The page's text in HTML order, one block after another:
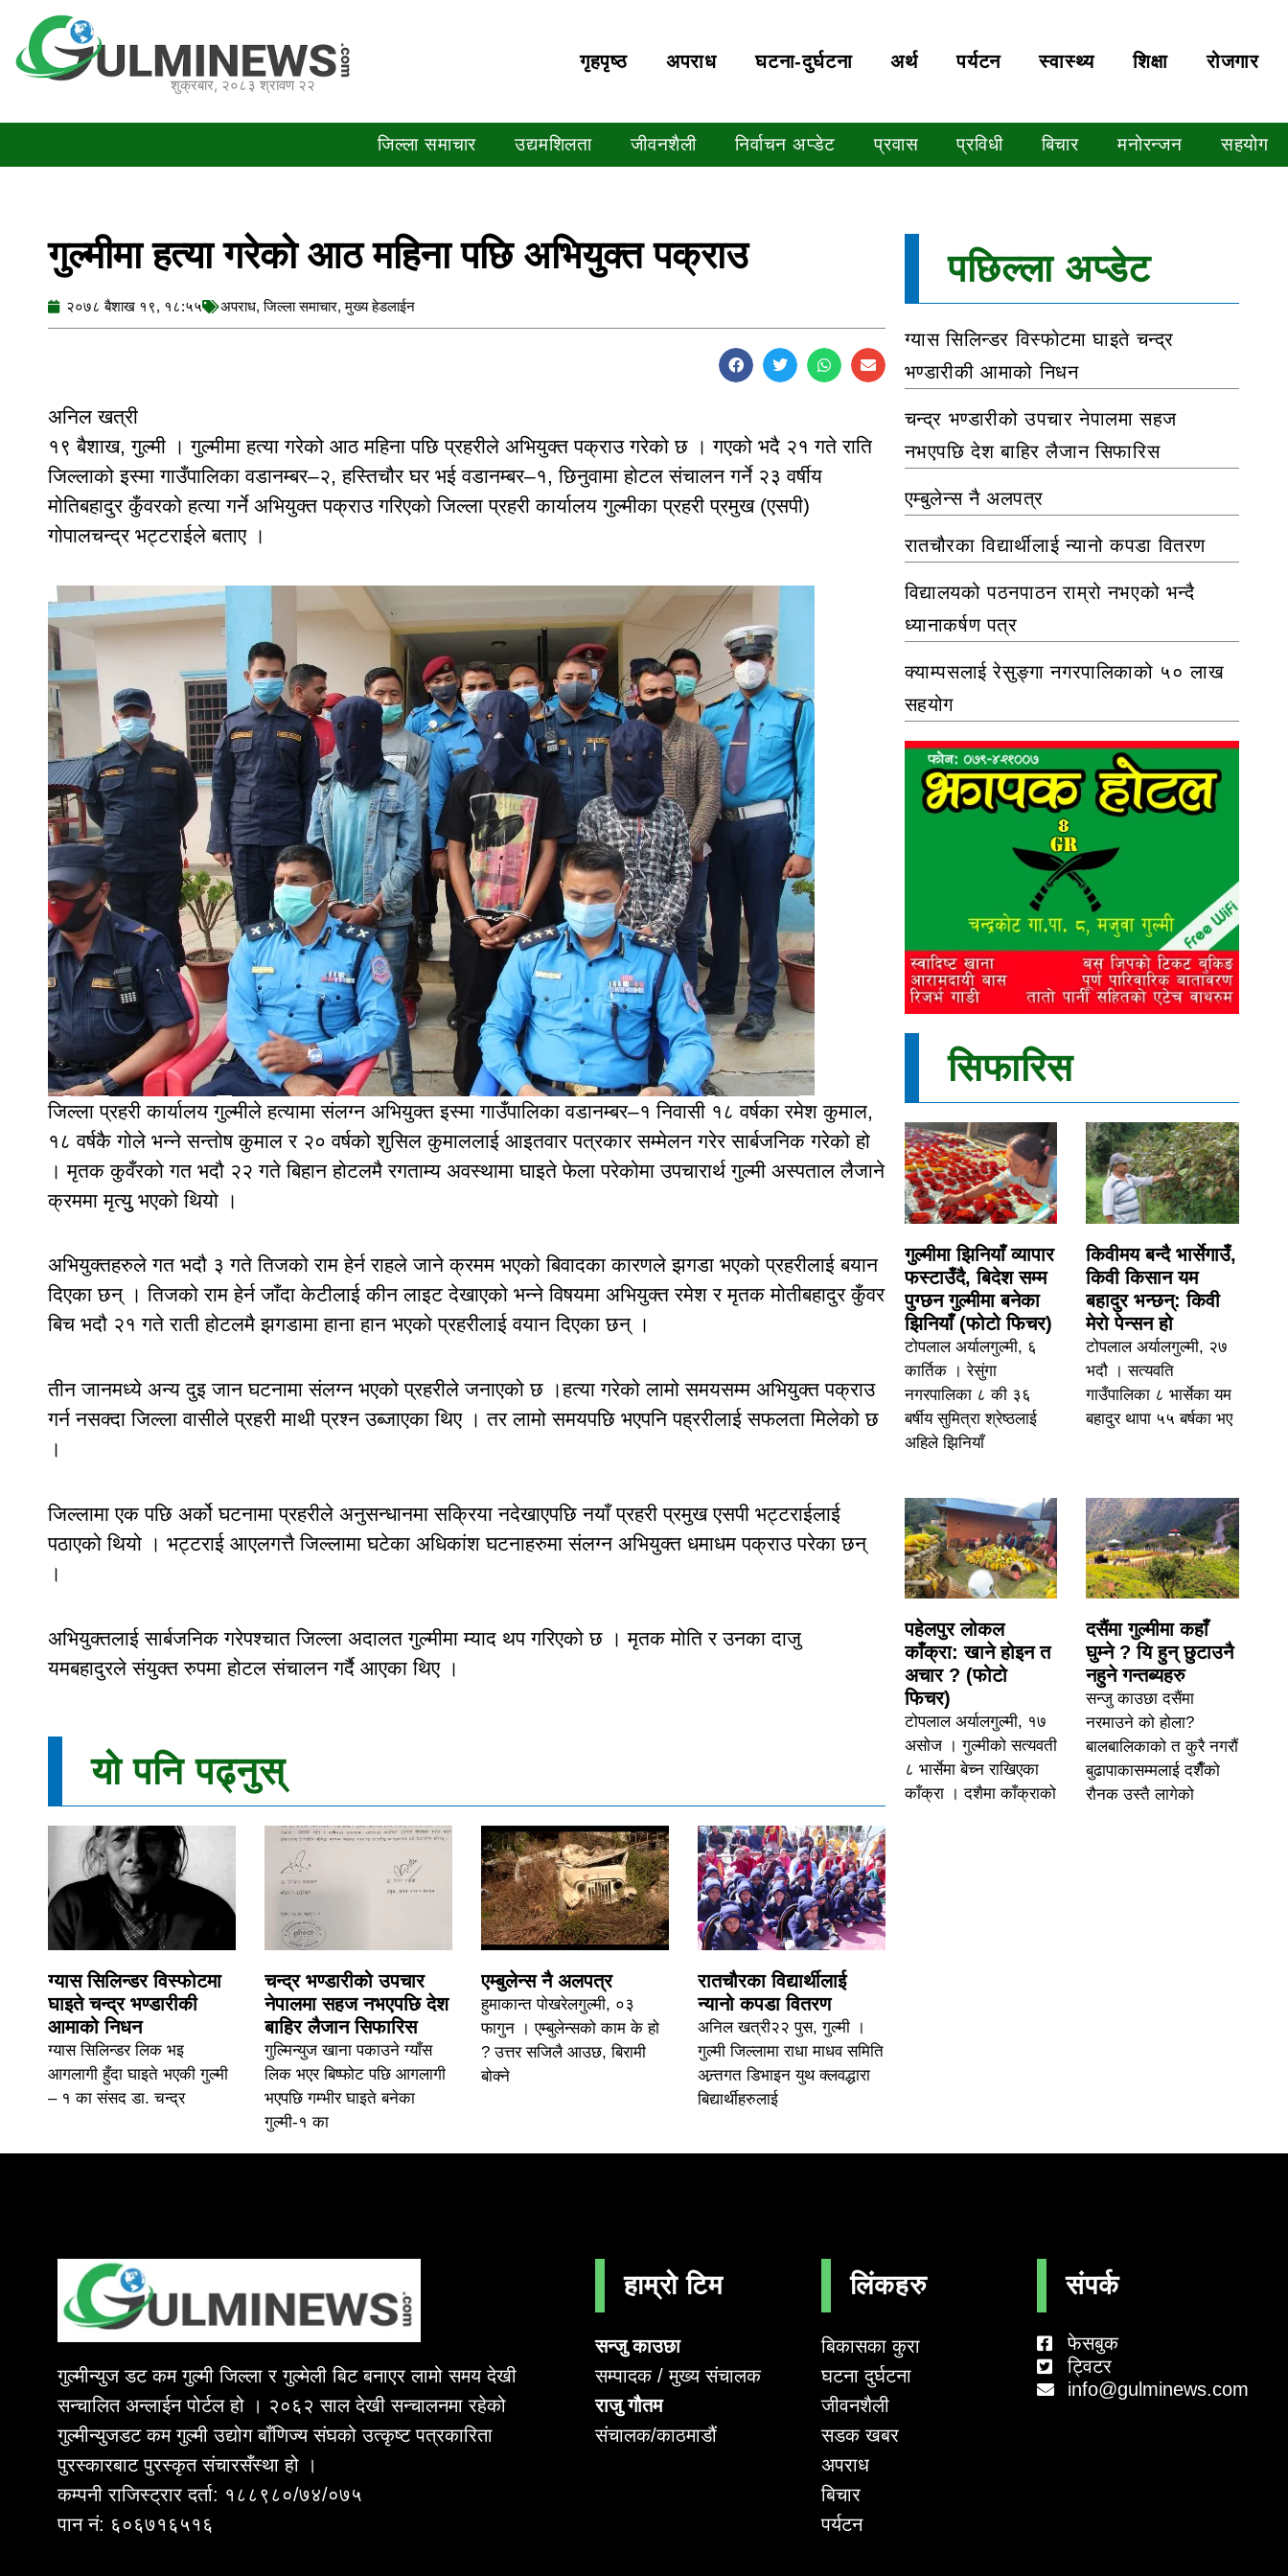
content
शुक्रबार, २०८३ श्रावण २२
गृहपृष्‍ठ अपराध घटना-दुर्घटना अर्थ पर्यटन स्वास्थ्य शिक्षा रोजगार
जिल्ला समाचार उद्यमशिलता जीवनशैली निर्वाचन अप्डेट प्रवास प्रविधी बिचार मनोरन्जन सहयोग
गुल्मीमा हत्या गरेको आठ महिना पछि अभियुक्त पक्राउ
२०७८ बैशाख १९, १८:५५ अपराध,जिल्ला समाचार,मुख्य हेडलाईन
अनिल खत्री
१९ बैशाख, गुल्मी । गुल्मीमा हत्या गरेको आठ महिना पछि प्रहरीले अभियुक्त पक्राउ गरेको छ । गएको भदै २१ गते राति
जिल्लाको इस्मा गाउँपालिका वडानम्बर–२, हस्तिचौर घर भई वडानम्बर–१, छिनुवामा होटल संचालन गर्ने २३ वर्षीय
मोतिबहादुर कुँवरको हत्या गर्ने अभियुक्त पक्राउ गरिएको जिल्ला प्रहरी कार्यालय गुल्मीका प्रहरी प्रमुख (एसपी)
गोपालचन्द्र भट्टराईले बताए ।
जिल्ला प्रहरी कार्यालय गुल्मीले हत्यामा संलग्न अभियुक्त इस्मा गाउँपालिका वडानम्बर–१ निवासी १८ वर्षका रमेश कुमाल,
१८ वर्षकै गोले भन्ने सन्तोष कुमाल र २० वर्षको शुसिल कुमाललाई आइतवार पत्रकार सम्मेलन गरेर सार्बजनिक गरेको हो
। मृतक कुवँरको गत भदौ २२ गते बिहान होटलमै रगताम्य अवस्थामा घाइते फेला परेकोमा उपचारार्थ गुल्मी अस्पताल लैजाने
क्रममा मृत्युु भएको थियो ।
अभियुक्तहरुले गत भदौ ३ गते तिजको राम हेर्न राहले जाने क्रमम भएको बिवादका कारणले झगडा भएको प्रहरीलाई बयान
दिएका छन् । तिजको राम हेर्न जाँदा केटीलाई कीन लाइट देखाएको भन्ने विषयमा अभियुक्त रमेश र मृतक मोतीबहादुर कुँवर
बिच भदौ २१ गते राती होटलमै झगडामा हाना हान भएको प्रहरीलाई वयान दिएका छन् ।
तीन जानमध्ये अन्य दुइ जान घटनामा संलग्न भएको प्रहरीले जनाएको छ ।हत्या गरेको लामो समयसम्म अभियुक्त पक्राउ
गर्न नसक्दा जिल्ला वासीले प्रहरी माथी प्रश्न उब्जाएका थिए । तर लामो समयपछि भएपनि पह्ररीलाई सफलता मिलेको छ
।
जिल्लामा एक पछि अर्को घटनामा प्रहरीले अनुसन्धानमा सक्रिया नदेखाएपछि नयाँ प्रहरी प्रमुख एसपी भट्टराईलाई
पठाएको थियो । भट्टराई आएलगत्तै जिल्लामा घटेका अधिकांश घटनाहरुमा संलग्न अभियुक्त धमाधम पक्राउ परेका छन्
।
अभियुक्तलाई सार्बजनिक गरेपश्चात जिल्ला अदालत गुल्मीमा म्याद थप गरिएको छ । मृतक मोति र उनका दाजु
यमबहादुरले संयुक्त रुपमा होटल संचालन गर्दै आएका थिए ।
यो पनि पढ्नुस्
ग्यास सिलिन्डर विस्फोटमा
घाइते चन्द्र भण्डारीकी
आमाको निधन
ग्यास सिलिन्डर लिक भइ
आगलागी हुँदा घाइते भएकी गुल्मी
– १ का संसद डा. चन्द्र
चन्द्र भण्डारीको उपचार
नेपालमा सहज नभएपछि देश
बाहिर लैजान सिफारिस
गुल्मिन्युज खाना पकाउने ग्याँस
लिक भएर बिष्फोट पछि आगलागी
भएपछि गम्भीर घाइते बनेका
गुल्मी-१ का
एम्बुलेन्स नै अलपत्र
हुमाकान्त पोखरेलगुल्मी, ०३
फागुन । एम्बुलेन्सको काम के हो
? उत्तर सजिलै आउछ, बिरामी
बोक्ने
रातचौरका विद्यार्थीलाई
न्यानो कपडा वितरण
अनिल खत्री२२ पुस, गुल्मी ।
गुल्मी जिल्लामा राधा माधव समिति
अन्र्तगत डिभाइन युथ क्लवद्धारा
बिद्यार्थीहरुलाई
पछिल्ला अप्डेट
ग्यास सिलिन्डर विस्फोटमा घाइते चन्द्र
भण्डारीकी आमाको निधन
चन्द्र भण्डारीको उपचार नेपालमा सहज
नभएपछि देश बाहिर लैजान सिफारिस
एम्बुलेन्स नै अलपत्र
रातचौरका विद्यार्थीलाई न्यानो कपडा वितरण
विद्यालयको पठनपाठन राम्रो नभएको भन्दै
ध्यानाकर्षण पत्र
क्याम्पसलाई रेसुङ्गा नगरपालिकाको ५० लाख
सहयोग
सिफारिस
गुल्मीमा झिनियाँ व्यापार
फस्टाउँदै, बिदेश सम्म
पुग्छन गुल्मीमा बनेका
झिनियाँ (फोटो फिचर)
टोपलाल अर्यालगुल्मी, ६
कार्तिक । रेसुंगा
नगरपालिका ८ की ३६
बर्षीय सुमित्रा श्रेष्ठलाई
अहिले झिनियाँ
किवीमय बन्दै भार्सेगाउँ,
किवी किसान यम
बहादुर भन्छन्: किवी
मेरो पेन्सन हो
टोपलाल अर्यालगुल्मी, २७
भदौ । सत्यवति
गाउँपालिका ८ भार्सेका यम
बहादुर थापा ५५ बर्षका भए
पहेलपुर लोकल
काँक्रा: खाने होइन त
अचार ? (फोटो
फिचर)
टोपलाल अर्यालगुल्मी, १७
असोज । गुल्मीको सत्यवती
८ भार्सेमा बेच्न राखिएका
काँक्रा । दशैमा काँक्राको
दसैंमा गुल्मीमा कहाँ
घुम्ने ? यि हुन् छुटाउनै
नहुने गन्तब्यहरु
सन्जु काउछा दसैंमा
नरमाउने को होला?
बालबालिकाको त कुरै नगरौं
बुढापाकासम्मलाई दशैँको
रौनक उस्तै लागेको
गुल्मीन्युज डट कम गुल्मी जिल्ला र गुल्मेली बिट बनाएर लामो समय देखी
सन्चालित अन्लाईन पोर्टल हो । २०६२ साल देखी सन्चालनमा रहेको
गुल्मीन्युजडट कम गुल्मी उद्योग बाँणिज्य संघको उत्कृष्ट पत्रकारिता
पुरस्कारबाट पुरस्कृत संचारसँस्था हो ।
कम्पनी राजिस्ट्रार दर्ता: १८८९८०/७४/०७५
पान नं: ६०६७१६५१६
हाम्रो टिम
सन्जु काउछा
सम्पादक / मुख्य संचालक
राजु गौतम
संचालक/काठमाडौं
लिंकहरु
बिकासका कुरा
घटना दुर्घटना
जीवनशैली
सडक खबर
अपराध
बिचार
पर्यटन
संपर्क
फेसबुक
ट्विटर
info@gulminews.com